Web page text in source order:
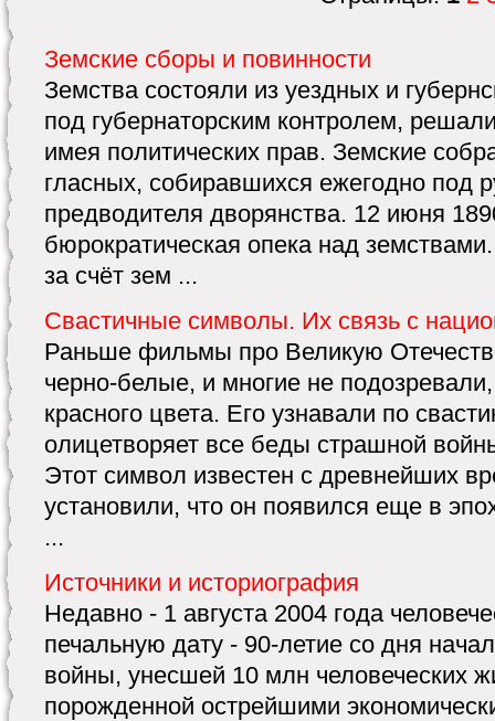
Земские сборы и повинности
Земства состояли из уездных и
под губернаторским контролем,
имея политических прав. Земские
гласных, собиравшихся ежегодно под
предводителя дворянства. 12 июня
бюрократическая опека над
за счёт зем ...
Свастичные символы. Их связь с
Раньше фильмы про Великую
черно-белые, и многие не
красного цвета. Его узнавали по
олицетворяет все беды страшной
Этот символ известен с древнейших
установили, что он появился еще в
...
Источники и историография
Недавно - 1 августа 2004 года
печальную дату - 90-летие со дня
войны, унесшей 10 млн человеческих
порожденной острейшими